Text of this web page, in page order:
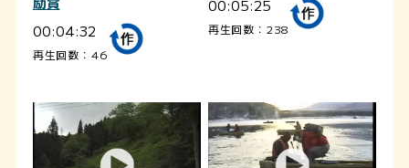
励賞
00:04:32
再生回数：46
00:05:25
再生回数：238